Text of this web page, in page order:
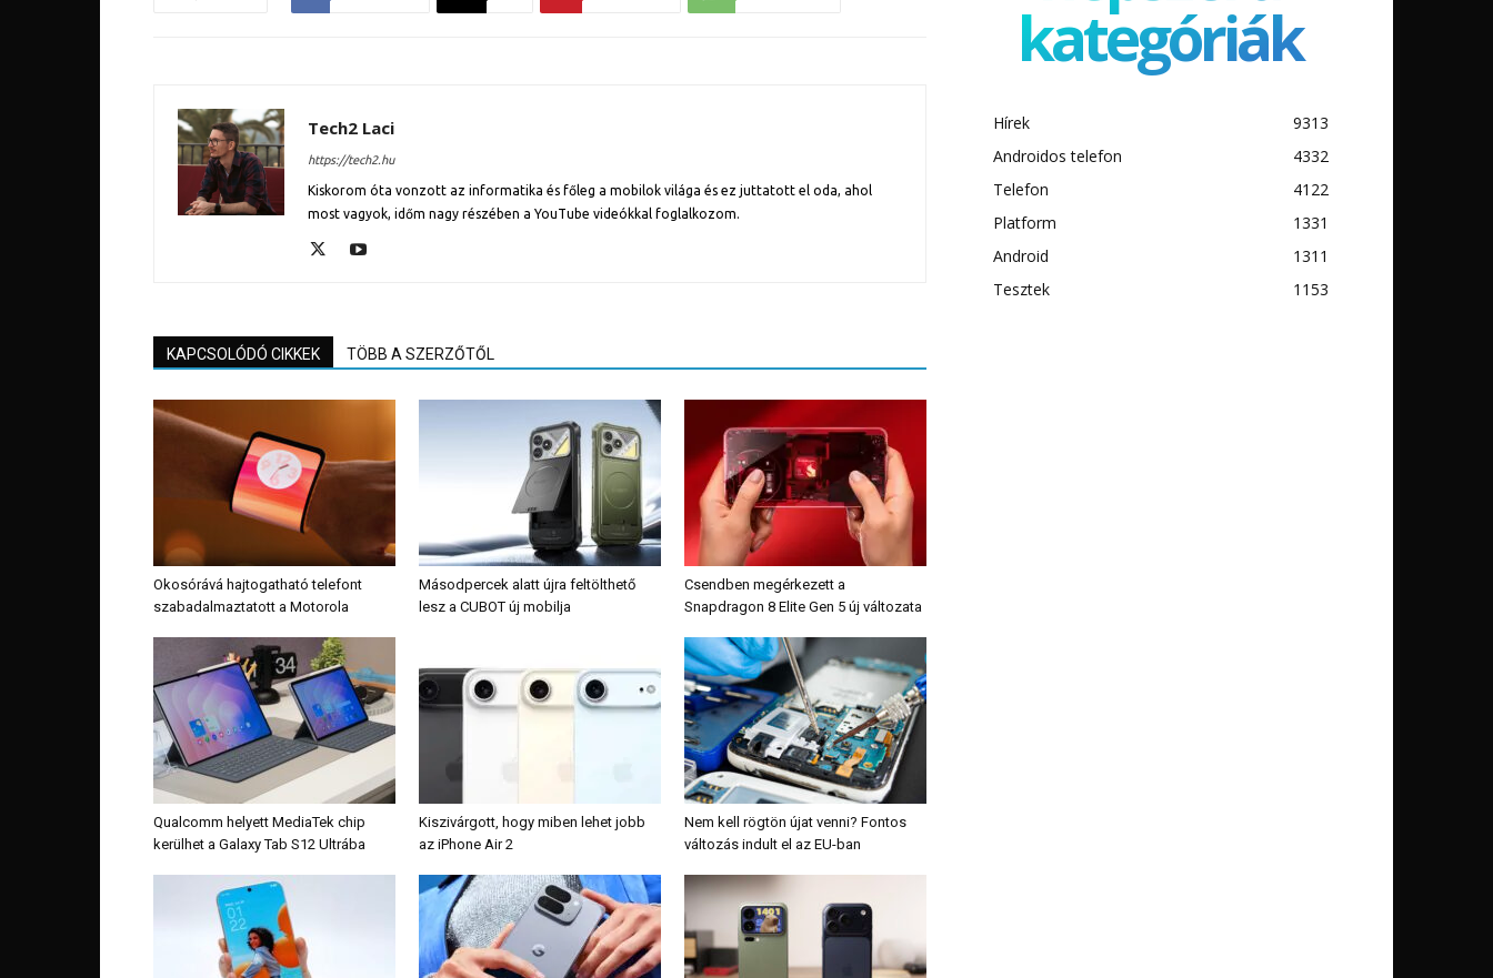
Tech2 Laci
https://tech2.hu
Kiskorom óta vonzott az informatika és főleg a mobilok világa és ez juttatott el oda, ahol
most vagyok, időm nagy részében a YouTube videókkal foglalkozom.
KAPCSOLÓDÓ CIKKEK TÖBB A SZERZŐTŐL
Okosórává hajtogatható telefont
szabadalmaztatott a Motorola
Másodpercek alatt újra feltölthető
lesz a CUBOT új mobilja
Csendben megérkezett a
Snapdragon 8 Elite Gen 5 új változata
Qualcomm helyett MediaTek chip
kerülhet a Galaxy Tab S12 Ultrába
Kiszivárgott, hogy miben lehet jobb
az iPhone Air 2
Nem kell rögtön újat venni? Fontos
változás indult el az EU-ban
kategóriák
Hírek
9313
Androidos telefon
4332
Telefon
4122
Platform
1331
Android
1311
Tesztek
1153